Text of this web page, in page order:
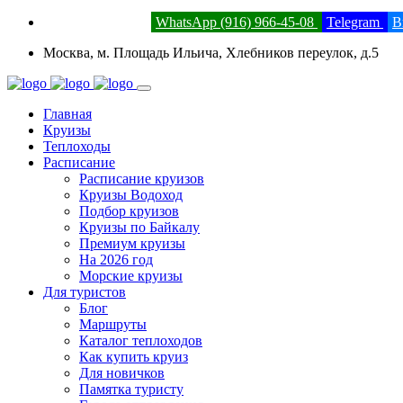
WhatsApp (916) 966-45-08 Telegram
Москва, м. Площадь Ильича, Хлебников переулок, д.5
Главная
Круизы
Теплоходы
Расписание
Расписание круизов
Круизы Водоход
Подбор круизов
Круизы по Байкалу
Премиум круизы
На 2026 год
Морские круизы
Для туристов
Блог
Маршруты
Каталог теплоходов
Как купить круиз
Для новичков
Памятка туристу